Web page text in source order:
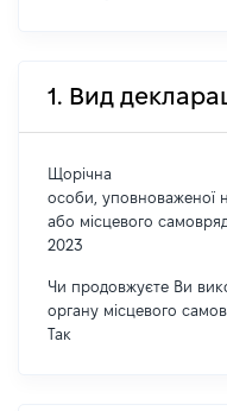
1. Вид
Щорічна
особи, уповноваженої
або місцевого
2023
Чи продовжуєте Ви
органу місцевого
Так